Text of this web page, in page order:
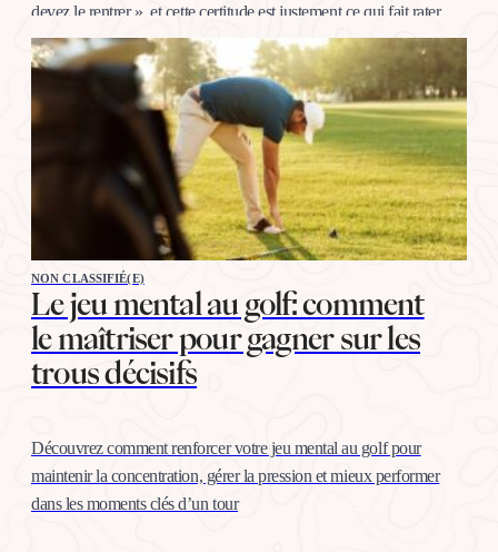
devez le rentrer », et cette certitude est justement ce qui fait rater.
La bonne nouvelle, c’est…
NON CLASSIFIÉ(E)
Le jeu mental au golf: comment
le maîtriser pour gagner sur les
trous décisifs
Découvrez comment renforcer votre jeu mental au golf pour
maintenir la concentration, gérer la pression et mieux performer
dans les moments clés d’un tour